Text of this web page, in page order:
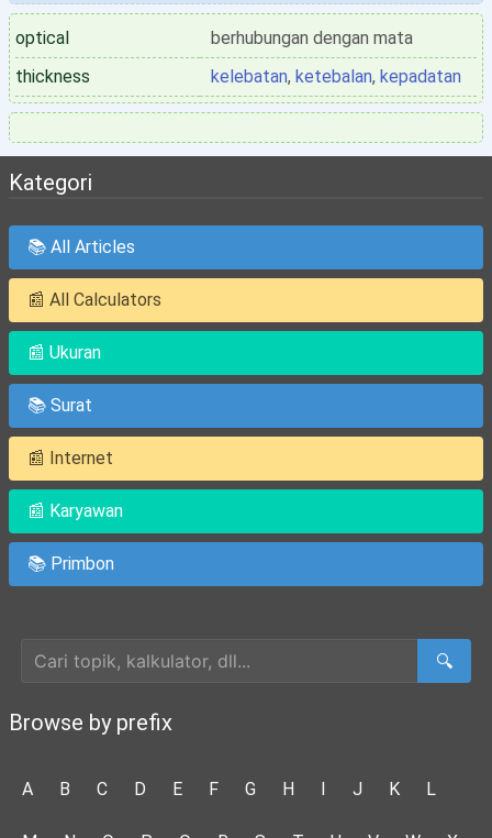
optical
berhubungan dengan mata
thickness
kelebatan, ketebalan, kepadatan
Kategori
📚 All Articles
📰 All Calculators
📰 Ukuran
📚 Surat
📰 Internet
📰 Karyawan
📚 Primbon
🔍
Browse by prefix
A B C D E F G H I J K L